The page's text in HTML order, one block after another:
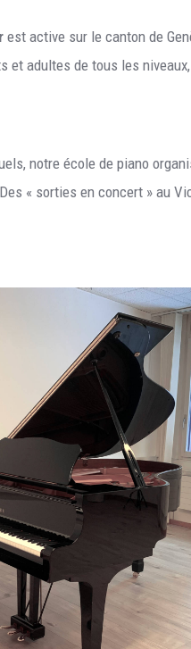
est active sur le canton de
et adultes de tous les
notre école de piano
. Des « sorties en concert » au